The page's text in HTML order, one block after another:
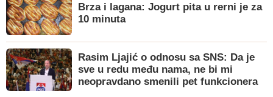
Brza i lagana: Jogurt pita u rerni je za
10 minuta
Rasim Ljajić o odnosu sa SNS: Da je
sve u redu među nama, ne bi mi
neopravdano smenili pet funkcionera